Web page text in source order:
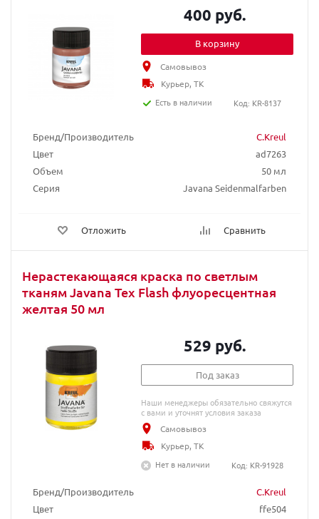
Бренд/Производитель
C.Kreul
Цвет
ad7263
Объем
50 мл
Серия
Javana Seidenmalfarben
Отложить Сравнить
400 руб.
В корзину
Самовывоз
Курьер, ТК
Есть в наличии
Код: KR-8137
Нерастекающаяся краска по светлым
тканям Javana Tex Flash флуоресцентная
желтая 50 мл
Бренд/Производитель
C.Kreul
Цвет
ffe504
529 руб.
Под заказ
Наши менеджеры обязательно свяжутся
с вами и уточнят условия заказа
Самовывоз
Курьер, ТК
Нет в наличии
Код: KR-91928